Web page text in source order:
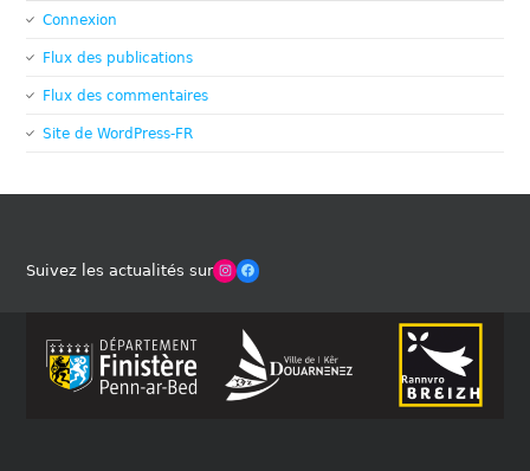
Connexion
Flux des publications
Flux des commentaires
Site de WordPress-FR
Suivez les actualités surWinches Club OfficielFacebook